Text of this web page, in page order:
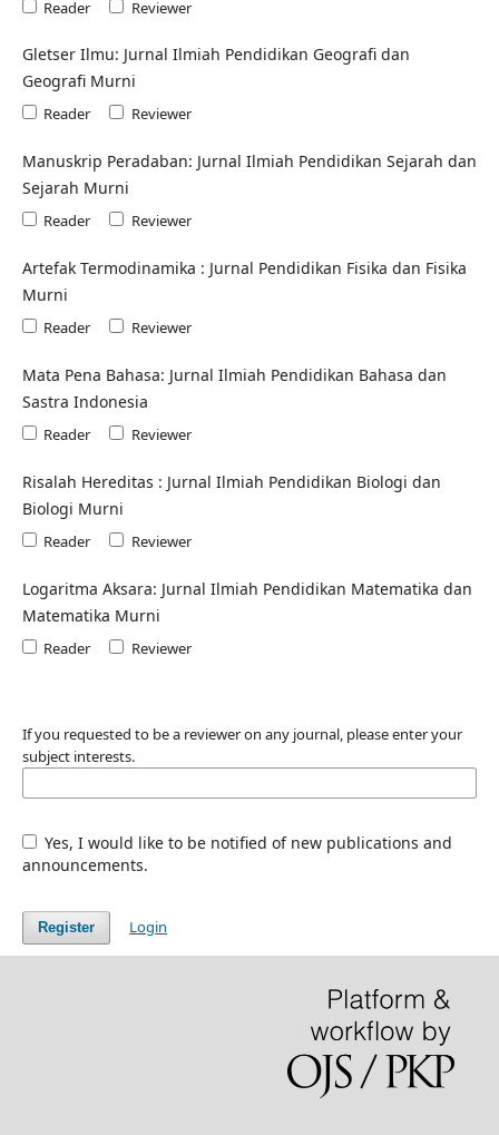
Reader Reviewer
Gletser Ilmu: Jurnal Ilmiah Pendidikan Geografi dan
Geografi Murni
Reader Reviewer
Manuskrip Peradaban: Jurnal Ilmiah Pendidikan Sejarah dan
Sejarah Murni
Reader Reviewer
Artefak Termodinamika : Jurnal Pendidikan Fisika dan Fisika
Murni
Reader Reviewer
Mata Pena Bahasa: Jurnal Ilmiah Pendidikan Bahasa dan
Sastra Indonesia
Reader Reviewer
Risalah Hereditas : Jurnal Ilmiah Pendidikan Biologi dan
Biologi Murni
Reader Reviewer
Logaritma Aksara: Jurnal Ilmiah Pendidikan Matematika dan
Matematika Murni
Reader Reviewer
If you requested to be a reviewer on any journal, please enter your
subject interests.
Yes, I would like to be notified of new publications and
announcements.
Register Login